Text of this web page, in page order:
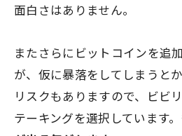
面白さはありません。
またさらにビットコインを追
が、仮に暴落をしてしまうと
リスクもありますので、ビビ
テーキングを選択しています。